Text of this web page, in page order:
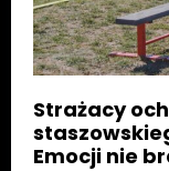
Strażacy
Emocji nie